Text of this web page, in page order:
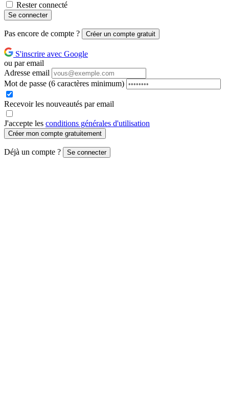
Rester connecté
Se connecter
Pas encore de compte ? Créer un compte gratuit
S'inscrire avec Google
ou par email
Adresse email
Mot de passe (6 caractères minimum)
Recevoir les nouveautés par email
J'accepte les conditions générales d'utilisation
Créer mon compte gratuitement
Déjà un compte ? Se connecter